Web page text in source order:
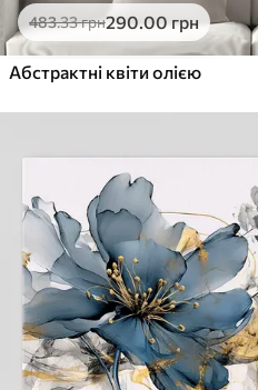
483.33грн290.00грн
Абстрактні квіти олією